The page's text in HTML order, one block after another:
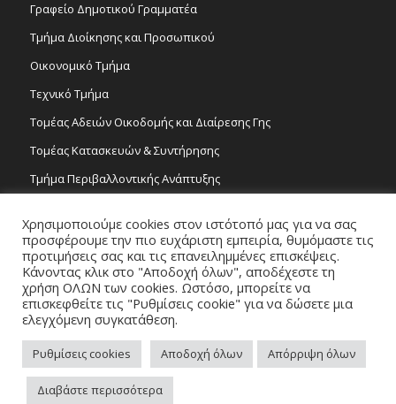
Γραφείο Δημοτικού Γραμματέα
Τμήμα Διοίκησης και Προσωπικού
Οικονομικό Τμήμα
Τεχνικό Τμήμα
Τομέας Αδειών Οικοδομής και Διαίρεσης Γης
Τομέας Κατασκευών & Συντήρησης
Τμήμα Περιβαλλοντικής Ανάπτυξης
Τομέας Γραμμάτων και Τεχνών
Τροχονομία
Copyright 2026 © Δήμος Στροβόλου, All Rights Reserved. / Powered by
NETinfo Plc
Χρησιμοποιούμε cookies στον ιστότοπό μας για να σας
προσφέρουμε την πιο ευχάριστη εμπειρία, θυμόμαστε τις
προτιμήσεις σας και τις επανειλημμένες επισκέψεις.
Κάνοντας κλικ στο "Αποδοχή όλων", αποδέχεστε τη
χρήση ΟΛΩΝ των cookies. Ωστόσο, μπορείτε να
επισκεφθείτε τις "Ρυθμίσεις cookie" για να δώσετε μια
ελεγχόμενη συγκατάθεση.
Ρυθμίσεις cookies Αποδοχή όλων Απόρριψη όλων
Διαβάστε περισσότερα